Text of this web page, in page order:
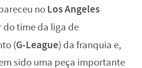
noLos Angeles
do time da liga de
(G-League) da franquia e,
sido uma peça importante